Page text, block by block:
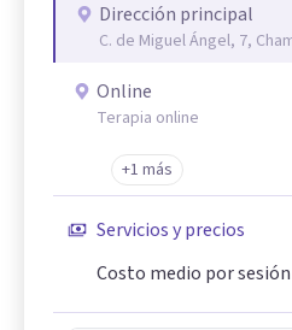
Dirección principal
C. de Miguel Ángel, 7,
Online
Terapia online
+1 más
Servicios y precios
Costo medio por sesión